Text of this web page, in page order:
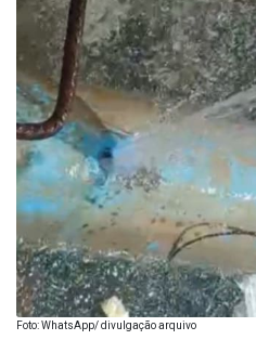
Foto: WhatsApp/ divulgação arquivo